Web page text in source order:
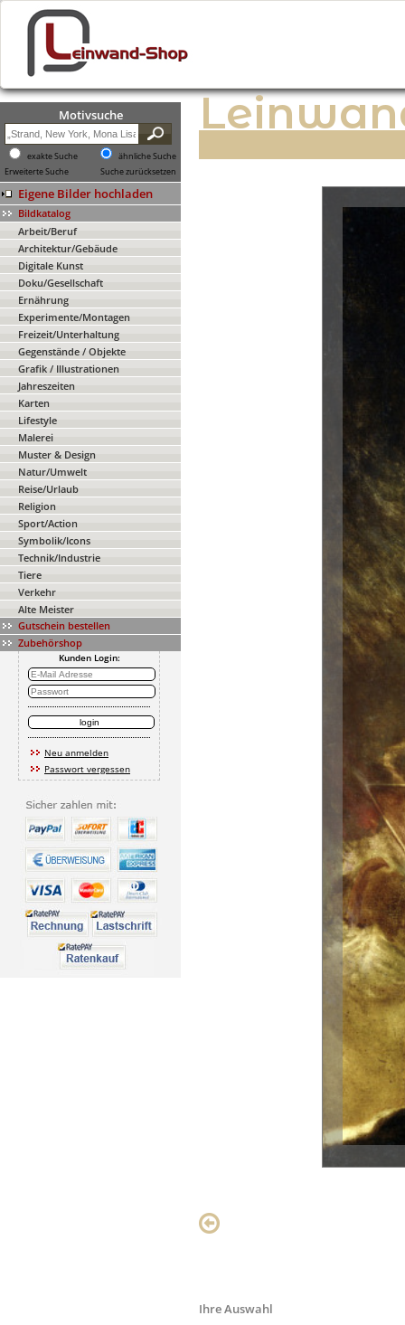
Motivsuche
exakte Suche
ähnliche Suche
Erweiterte Suche
Suche zurücksetzen
Eigene Bilder hochladen
Bildkatalog
Arbeit/Beruf
Architektur/Gebäude
Digitale Kunst
Doku/Gesellschaft
Ernährung
Experimente/Montagen
Freizeit/Unterhaltung
Gegenstände / Objekte
Grafik / Illustrationen
Jahreszeiten
Karten
Lifestyle
Malerei
Muster & Design
Natur/Umwelt
Reise/Urlaub
Religion
Sport/Action
Symbolik/Icons
Technik/Industrie
Tiere
Verkehr
Alte Meister
Gutschein bestellen
Zubehörshop
Kunden Login:
Neu anmelden
Passwort vergessen
Ihre Auswahl